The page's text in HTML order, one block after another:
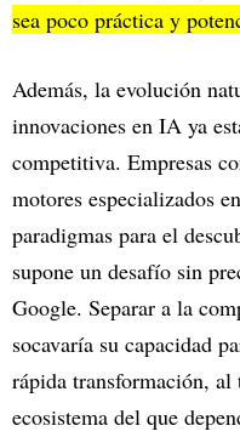
sea poco práctica y
Además, la evolución
innovaciones en IA ya
competitiva. Empresas
motores especializados
paradigmas para el
supone un desafío sin
Google. Separar a la
socavaría su capacidad
rápida transformación,
ecosistema del que